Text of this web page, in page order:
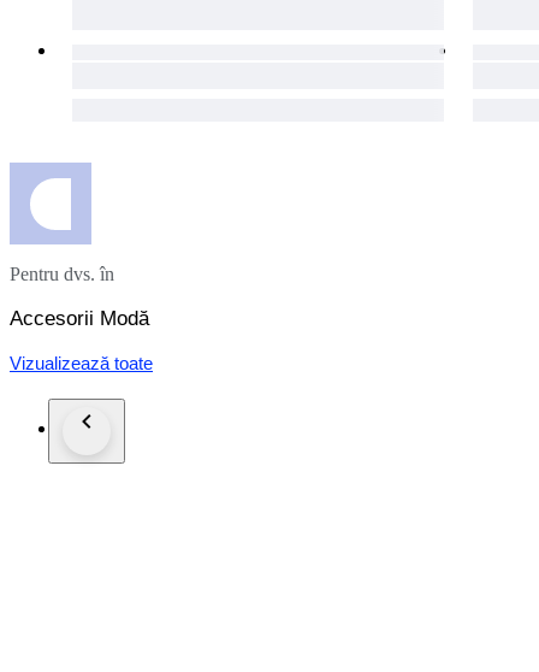
Pentru dvs. în
Accesorii Modă
Vizualizează toate